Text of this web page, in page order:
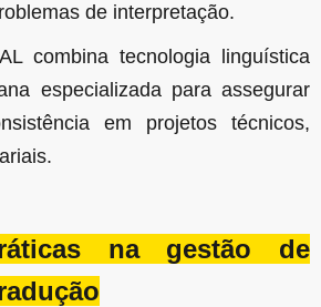
de interpretação.
combina tecnologia linguística
especializada para assegurar
em projetos técnicos,
na gestão de